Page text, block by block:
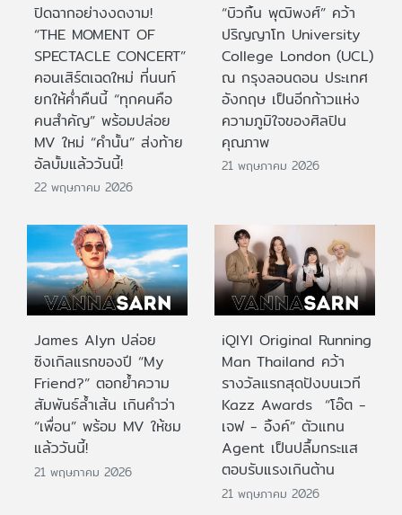
ปิดฉากอย่างงดงาม!
“THE MOMENT OF
SPECTACLE CONCERT”
คอนเสิร์ตเฉดใหม่ ที่นนท์
ยกให้ค่ำคืนนี้ “ทุกคนคือ
คนสำคัญ” พร้อมปล่อย
MV ใหม่ “คำนั้น” ส่งท้าย
อัลบั้มแล้ววันนี้!
22 พฤษภาคม 2026
“บิวกิ้น พุฒิพงศ์” คว้า
ปริญญาโท University
College London (UCL)
ณ กรุงลอนดอน ประเทศ
อังกฤษ เป็นอีกก้าวแห่ง
ความภูมิใจของศิลปิน
คุณภาพ
21 พฤษภาคม 2026
James Alyn ปล่อย
ซิงเกิลแรกของปี “My
Friend?” ตอกย้ำความ
สัมพันธ์ล้ำเส้น เกินคำว่า
“เพื่อน” พร้อม MV ให้ชม
แล้ววันนี้!
21 พฤษภาคม 2026
iQIYI Original Running
Man Thailand คว้า
รางวัลแรกสุดปังบนเวที
Kazz Awards “โอ๊ต -
เจฟ - อิ้งค์” ตัวแทน
Agent เป็นปลื้มกระแส
ตอบรับแรงเกินต้าน
21 พฤษภาคม 2026